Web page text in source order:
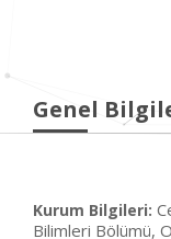
Genel
Kurum Bilgileri:
Bilimleri Bölümü,